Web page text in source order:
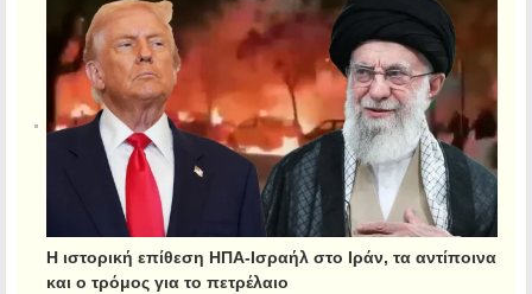
Η ιστορική επίθεση ΗΠΑ-Ισραήλ στο Ιράν, τα αντίποινα
και ο τρόμος για το πετρέλαιο